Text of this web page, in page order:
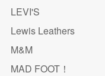
LEVI'S
Lewis Leathers
M&M
MAD FOOT！